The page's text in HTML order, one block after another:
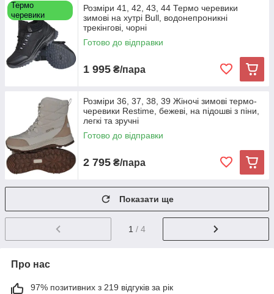
Термо
черевики
Розміри 41, 42, 43, 44 Термо черевики
зимові на хутрі Bull, водонепроникні
трекінгові, чорні
Готово до відправки
1 995 ₴/пара
Розміри 36, 37, 38, 39 Жіночі зимові термо-
черевики Restime, бежеві, на підошві з піни,
легкі та зручні
Готово до відправки
2 795 ₴/пара
Показати ще
1 / 4
Про нас
97% позитивних з 219 відгуків за рік